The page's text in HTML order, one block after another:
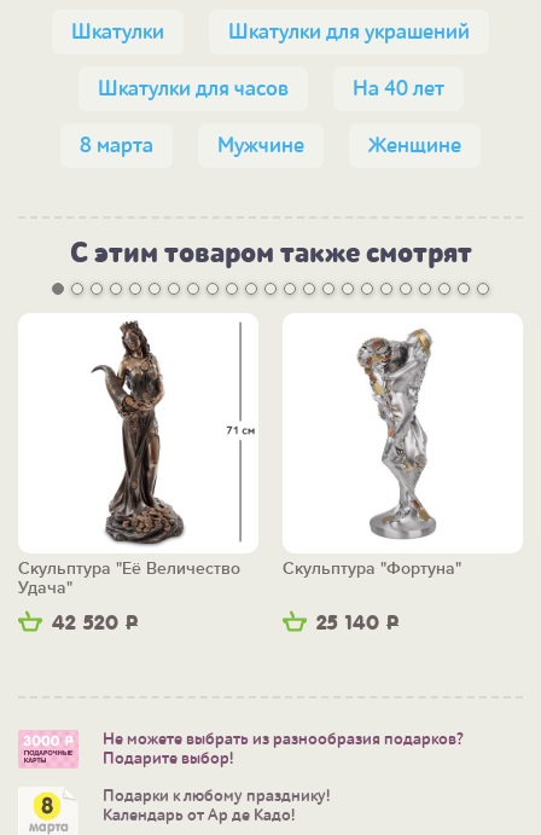
Шкатулки Шкатулки для украшений
Шкатулки для часов На 40 лет
8 марта Мужчине Женщине
С этим товаром также смотрят
42 520 Р
Скульптура "Её Величество
Удача"
25 140 Р
Скульптура "Фортуна"
Не можете выбрать из разнообразия подарков?
Подарите выбор!
Подарки к любому празднику!
Календарь от Ар де Кадо!